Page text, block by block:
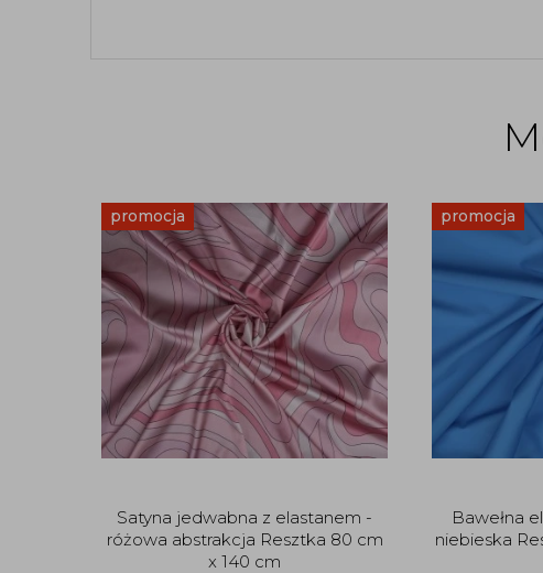
promocja
Satyna jedwabna z elastanem -
różowa abstrakcja Resztka 80 cm
x 140 cm
promocja
Bawełna
niebieska